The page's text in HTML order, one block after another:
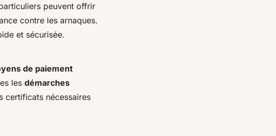
peuvent offrir
contre les arnaques.
et sécurisée.
de paiement
les démarches
certificats nécessaires